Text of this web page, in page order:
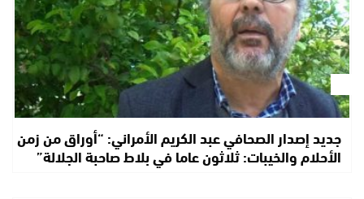
جديد إصدار الصحافي عبد الكريم الأمراني: “أوراق من زمن
الأحلام والخيبات: ثلاثون عاما في بلاط صاحبة الجلالة”